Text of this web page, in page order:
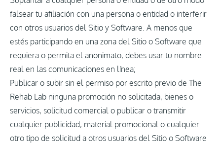
falsear tu afiliación con una persona o entidad o interferir
con otros usuarios del Sitio y Software. A menos que
estés participando en una zona del Sitio o Software que
requiera o permita el anonimato, debes usar tu nombre
real en las comunicaciones en línea;
Publicar o subir sin el permiso por escrito previo de The
Rehab Lab ninguna promoción no solicitada, bienes o
servicios, solicitud comercial o publicar o transmitir
cualquier publicidad, material promocional o cualquier
otro tipo de solicitud a otros usuarios del Sitio o Software